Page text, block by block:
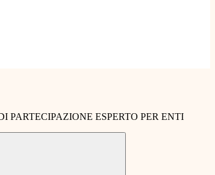
PARTECIPAZIONE ESPERTO PER ENTI